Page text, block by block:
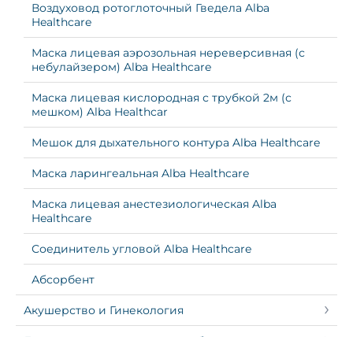
Воздуховод ротоглоточный Гведела Alba
Healthcare
Маска лицевая аэрозольная нереверсивная (с
небулайзером) Alba Healthcare
Маска лицевая кислородная с трубкой 2м (с
мешком) Alba Healthcar
Мешок для дыхательного контура Alba Healthcare
Маска ларингеальная Alba Healthcare
Маска лицевая анестезиологическая Alba
Healthcare
Соединитель угловой Alba Healthcare
Абсорбент
Акушерство и Гинекология